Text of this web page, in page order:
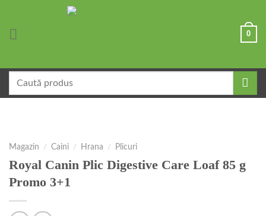
0
după:
Magazin / Caini / Hrana / Plicuri
Royal Canin Plic Digestive Care Loaf 85 g
Promo 3+1